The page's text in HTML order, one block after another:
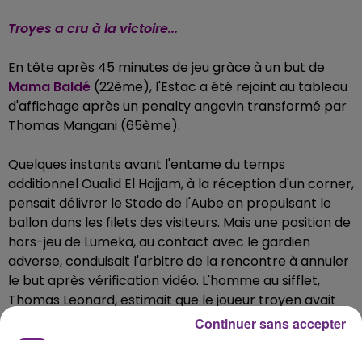
Troyes a cru à la victoire...
En tête après 45 minutes de jeu grâce à un but de
Mama Baldé (22ème), l'Estac a été rejoint au tableau
d'affichage après un penalty angevin transformé par
Thomas Mangani (65ème).
Quelques instants avant l'entame du temps
additionnel Oualid El Hajjam, à la réception d'un corner,
pensait délivrer le Stade de l'Aube en propulsant le
ballon dans les filets des visiteurs. Mais une position de
hors-jeu de Lumeka, au contact avec le gardien
adverse, conduisait l'arbitre de la rencontre à annuler
le but après vérification vidéo. L'homme au sifflet,
Thomas Leonard, estimait que le joueur troyen avait
empêché Paul Bernardoni d'intervenir.Continuer sans accepter